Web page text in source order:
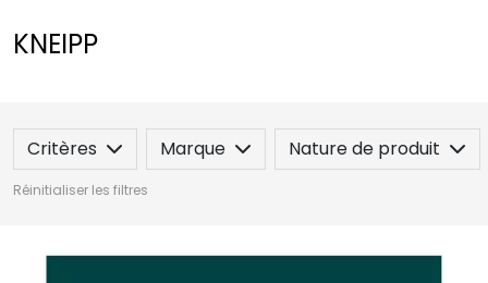
KNEIPP
Critères Marque Nature de produit
Réinitialiser les filtres